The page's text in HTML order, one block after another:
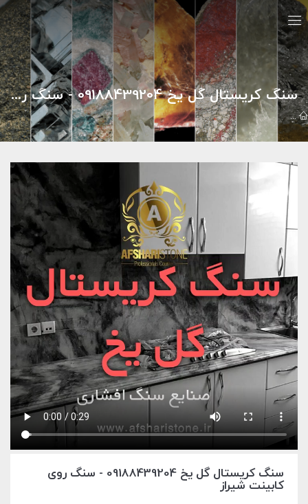
سنگ کریستال گل یخ 09188439204 - سنگ روی کابینت شیراز
تيزر تبليغاتي پروژه های کانترتاپ سنگ کریستال گل یخ 09188439204 - سنگ روی کابینت شیراز
سنگ کریستال گل یخ 09188439204 - سنگ روی
کابینت شیراز